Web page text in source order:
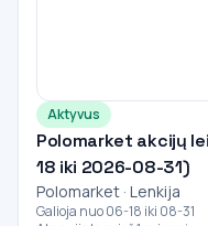
Aktyvus
Polomarket akcijų
18 iki 2026-08-31)
Polomarket · Lenkija
Galioja nuo 06-18 iki 08-31